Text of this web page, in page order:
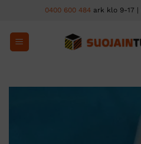
content
0400 600 484 ark klo 9-17 |